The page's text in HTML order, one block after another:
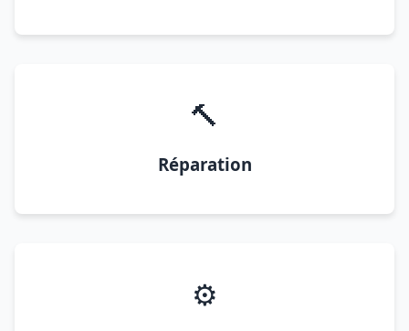
🔨
Réparation
⚙️